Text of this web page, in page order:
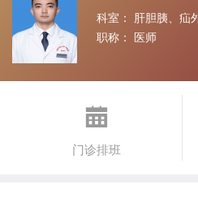
科室：
肝胆胰、疝
职称：
医师

门诊排班